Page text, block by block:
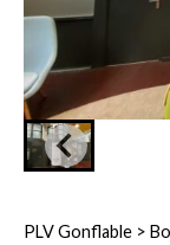
PLV Gonflable >